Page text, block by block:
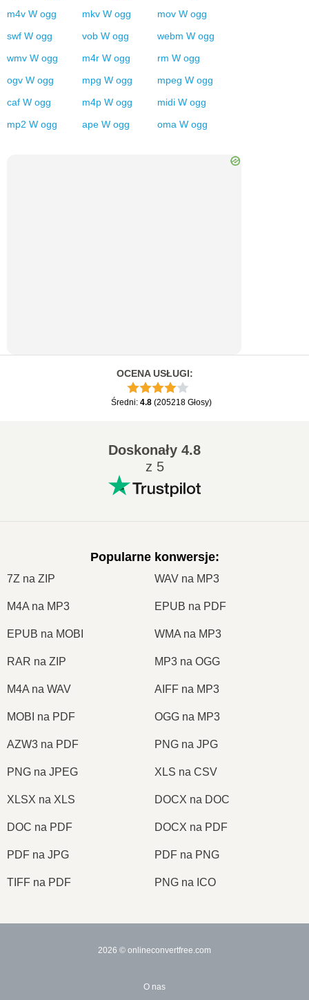
m4v W ogg mkv W ogg mov W ogg
swf W ogg vob W ogg webm W ogg
wmv W ogg m4r W ogg rm W ogg
ogv W ogg mpg W ogg mpeg W ogg
caf W ogg m4p W ogg midi W ogg
mp2 W ogg ape W ogg oma W ogg
OCENA USŁUGI:
Średni: 4.8 (205218 Głosy)
Doskonały 4.8
z 5
Popularne konwersje:
7Z na ZIP WAV na MP3
M4A na MP3 EPUB na PDF
EPUB na MOBI WMA na MP3
RAR na ZIP MP3 na OGG
M4A na WAV AIFF na MP3
MOBI na PDF OGG na MP3
AZW3 na PDF PNG na JPG
PNG na JPEG XLS na CSV
XLSX na XLS DOCX na DOC
DOC na PDF DOCX na PDF
PDF na JPG PDF na PNG
TIFF na PDF PNG na ICO
2026 © onlineconvertfree.com
O nas